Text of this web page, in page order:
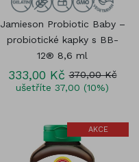
Jamieson Probiotic Baby –
probiotické kapky s BB-
12® 8,6 ml
333,00 Kč 370,00 Kč
ušetříte 37,00 (10%)
AKCE